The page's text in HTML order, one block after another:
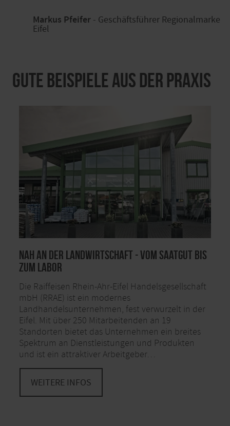
Markus Pfeifer - Geschäftsführer Regionalmarke
Eifel
Gute Beispiele aus der Praxis
Nah an der Landwirtschaft - Vom Saatgut bis
zum Labor
Die Raiffeisen Rhein-Ahr-Eifel Handelsgesellschaft
mbH (RRAE) ist ein modernes
Landhandelsunternehmen, fest verwurzelt in der
Eifel. Mit über 250 Mitarbeitenden an 19
Standorten bietet das Unternehmen ein breites
Spektrum an Dienstleistungen und Produkten
und ist ein attraktiver Arbeitgeber…
WEITERE INFOS